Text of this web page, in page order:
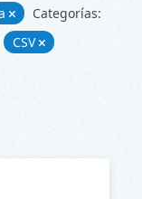
Categorías:
CSV